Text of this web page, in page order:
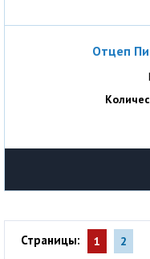
Отцеп
Страницы: 1 2